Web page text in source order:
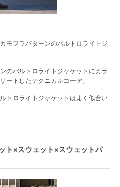
モフラパターンのバルトロライトジ
のバルトロライトジャケットにカラ
ートしたテクニカルコーデ。
トロライトジャケットはよく似合い
ト×スウェット×スウェットパ